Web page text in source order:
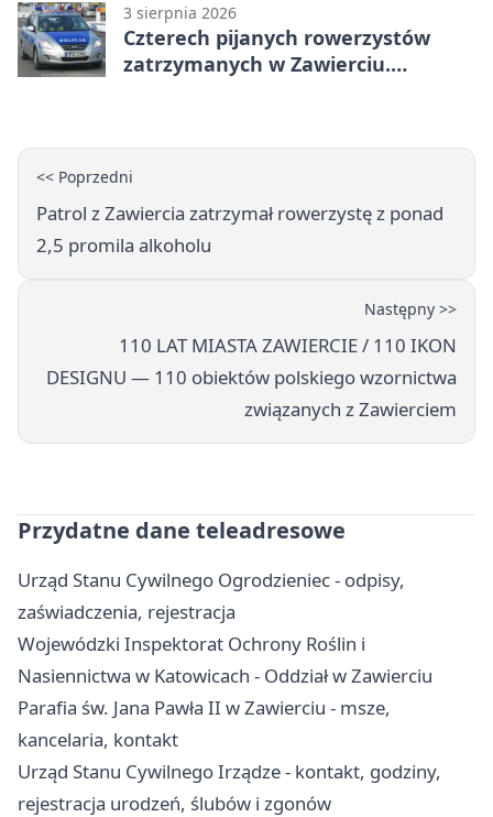
3 sierpnia 2026
Czterech pijanych rowerzystów
zatrzymanych w Zawierciu.
<< Poprzedni
Patrol z Zawiercia zatrzymał rowerzystę z ponad
2,5 promila alkoholu
Następny >>
110 LAT MIASTA ZAWIERCIE / 110 IKON
DESIGNU — 110 obiektów polskiego wzornictwa
związanych z Zawierciem
Przydatne dane teleadresowe
Urząd Stanu Cywilnego Ogrodzieniec - odpisy,
zaświadczenia, rejestracja
Wojewódzki Inspektorat Ochrony Roślin i
Nasiennictwa w Katowicach - Oddział w Zawierciu
Parafia św. Jana Pawła II w Zawierciu - msze,
kancelaria, kontakt
Urząd Stanu Cywilnego Irządze - kontakt, godziny,
rejestracja urodzeń, ślubów i zgonów